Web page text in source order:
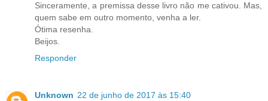
Sinceramente, a premissa desse livro não me cativou. Mas,
quem sabe em outro momento, venha a ler.
Ótima resenha.
Beijos.
Responder
Unknown 22 de junho de 2017 às 15:40